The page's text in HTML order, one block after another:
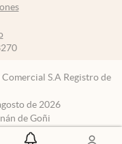
S.A Registro de
de 2026
de Goñi